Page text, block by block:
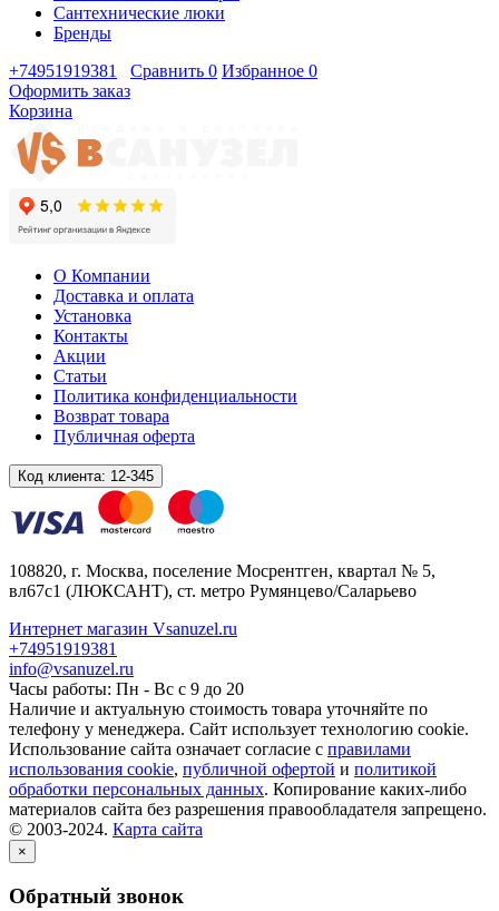
Сантехнические люки
Бренды
+74951919381
Сравнить 0 Избранное 0
Оформить заказ
Корзина
О Компании
Доставка и оплата
Установка
Контакты
Акции
Статьи
Политика конфиденциальности
Возврат товара
Публичная оферта
Код клиента: 12-345
108820, г. Москва, поселение Мосрентген, квартал № 5,
вл67с1 (ЛЮКСАНТ), ст. метро Румянцево/Саларьево
Интернет магазин Vsanuzel.ru
+74951919381
info@vsanuzel.ru
Часы работы: Пн - Вс с 9 до 20
Наличие и актуальную стоимость товара уточняйте по
телефону у менеджера. Сайт использует технологию cookie.
Использование сайта означает согласие с правилами
использования cookie, публичной офертой и политикой
обработки персональных данных. Копирование каких-либо
материалов сайта без разрешения правообладателя запрещено.
© 2003-2024. Карта сайта
×
Обратный звонок